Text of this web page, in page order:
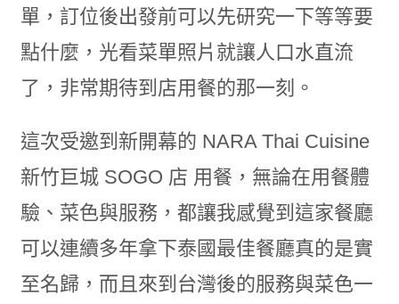
單，訂位後出發前可以先研究一下等等要
點什麼，光看菜單照片就讓人口水直流
了，非常期待到店用餐的那一刻。
這次受邀到新開幕的 NARA Thai Cuisine
新竹巨城 SOGO 店 用餐，無論在用餐體
驗、菜色與服務，都讓我感覺到這家餐廳
可以連續多年拿下泰國最佳餐廳真的是實
至名歸，而且來到台灣後的服務與菜色一